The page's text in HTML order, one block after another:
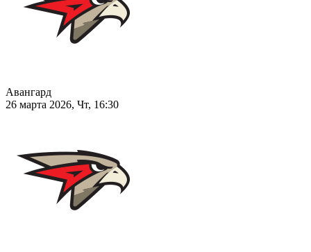
Авангард
26 марта 2026, Чт, 16:30